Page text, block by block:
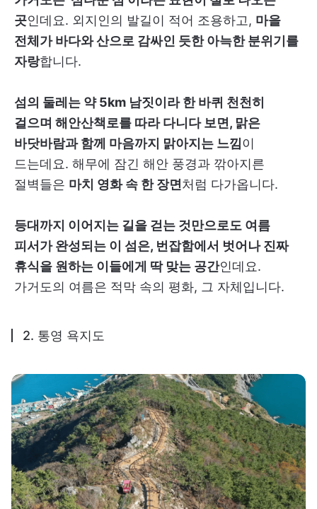
곳인데요. 외지인의 발길이 적어 조용하고, 마을
전체가 바다와 산으로 감싸인 듯한 아늑한 분위기를
자랑합니다.
섬의 둘레는 약 5km 남짓이라 한 바퀴 천천히
걸으며 해안산책로를 따라 다니다 보면, 맑은
바닷바람과 함께 마음까지 맑아지는 느낌이
드는데요. 해무에 잠긴 해안 풍경과 깎아지른
절벽들은 마치 영화 속 한 장면 처럼 다가옵니다.
등대까지 이어지는 길을 걷는 것만으로도 여름
피서가 완성되는 이 섬은, 번잡함에서 벗어나 진짜
휴식을 원하는 이들에게 딱 맞는 공간인데요.
가거도의 여름은 적막 속의 평화, 그 자체입니다.
2. 통영 욕지도